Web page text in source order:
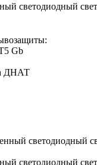
светодиодный
Gb
ДНАТ
светодиодный